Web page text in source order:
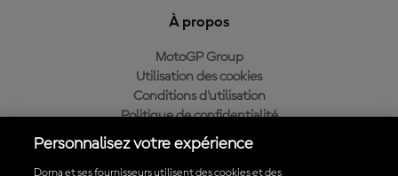
À propos
MotoGP Group
Utilisation des cookies
Conditions d'utilisation
Politique de confidentialité
Politique d’achat
Personnalisez votre expérience
Dorna et ses fournisseurs utilisent des cookies et des